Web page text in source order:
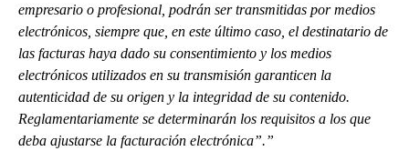
empresario o profesional, podrán ser transmitidas por medios
electrónicos, siempre que, en este último caso, el destinatario de
las facturas haya dado su consentimiento y los medios
electrónicos utilizados en su transmisión garanticen la
autenticidad de su origen y la integridad de su contenido.
Reglamentariamente se determinarán los requisitos a los que
deba ajustarse la facturación electrónica”.”